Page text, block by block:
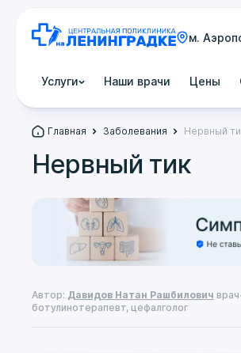
м.
Услуги Наши врачи Цены
Главная Заболевания Нервный
Нервный тик
Автор: Давидов Натан Рашбилович
ботулинотерапевт, цефалголог